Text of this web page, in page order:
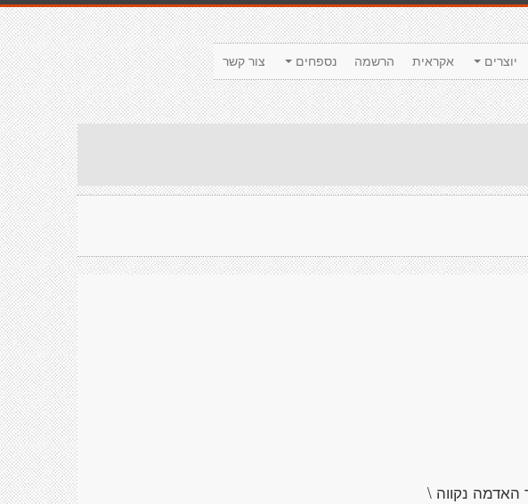
צור קשר נספחים הרשמה אקראית יוצרים